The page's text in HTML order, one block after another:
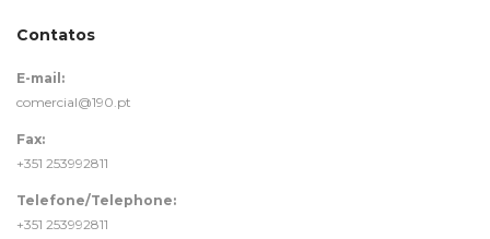
Contatos
E-mail:
comercial@190.pt
Fax:
+351 253992811
Telefone/Telephone:
+351 253992811